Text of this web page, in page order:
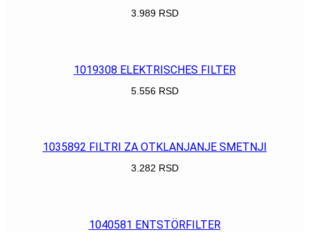
3.989 RSD
1019308 ELEKTRISCHES FILTER
5.556 RSD
1035892 FILTRI ZA OTKLANJANJE SMETNJI
3.282 RSD
1040581 ENTSTÖRFILTER